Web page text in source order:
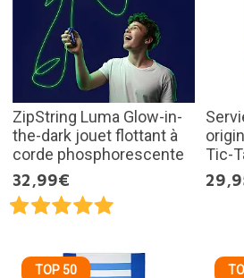
ZipString Luma Glow-in-
the-dark jouet flottant à
corde phosphorescente
32,99€
Tic-
TOP 50